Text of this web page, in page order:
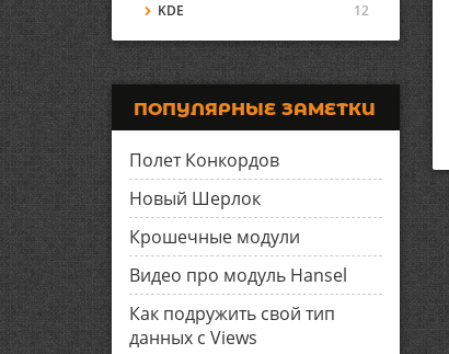
KDE
12
ПОПУЛЯРНЫЕ ЗАМЕТКИ
Полет Конкордов
Новый Шерлок
Крошечные модули
Видео про модуль Hansel
Как подружить свой тип
данных с Views